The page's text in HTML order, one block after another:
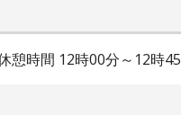
憩時間 12時00分～12時45